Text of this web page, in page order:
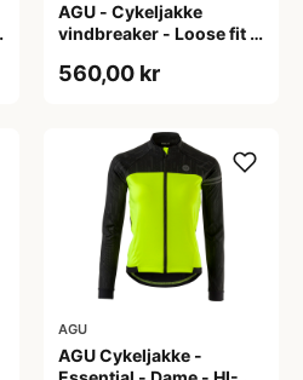
AGU - Cykeljakke
vindbreaker - Loose fit -
560,00 kr
AGU
AGU Cykeljakke -